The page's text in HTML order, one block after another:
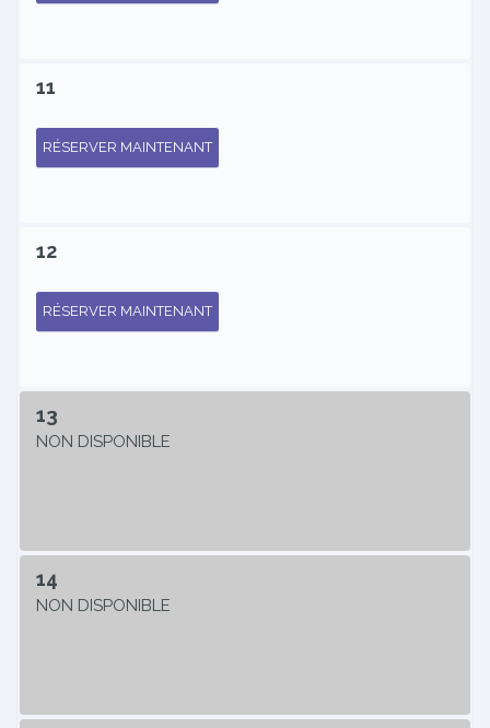
11
RÉSERVER MAINTENANT
12
RÉSERVER MAINTENANT
13
NON DISPONIBLE
14
NON DISPONIBLE